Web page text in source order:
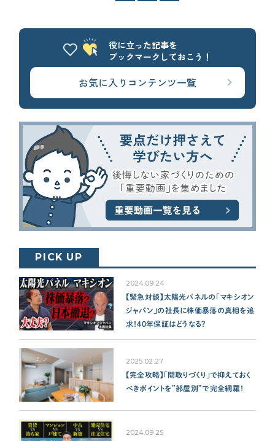
役に立った記事を
ブックマークしておこう！
お気に入りコンテンツ一覧
PICK UP
2024.09.24
【緊急対談】太陽光パネルの「マキシオン
ジャパン」の社長に株価暴落の真相を追
求！40年保証はどうなる？
2025.02.27
【完全攻略】「間取りづくり」で抑えておく
べきポイントを”部屋別”で完全網羅！
2024.09.25